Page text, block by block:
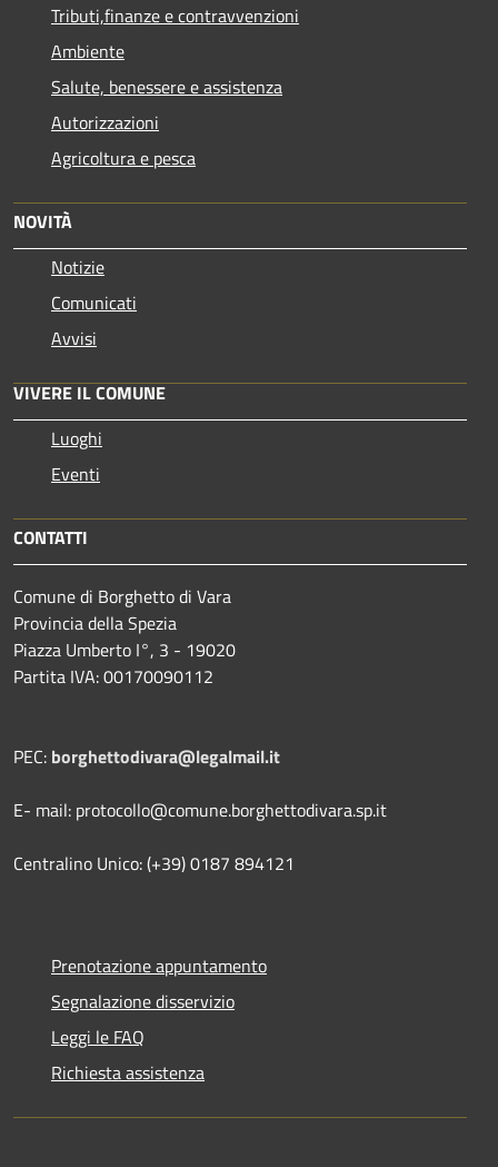
Tributi,finanze e contravvenzioni
Ambiente
Salute, benessere e assistenza
Autorizzazioni
Agricoltura e pesca
NOVITÀ
Notizie
Comunicati
Avvisi
VIVERE IL COMUNE
Luoghi
Eventi
CONTATTI
Comune di Borghetto di Vara
Provincia della Spezia
Piazza Umberto I°, 3 - 19020
Partita IVA: 00170090112
PEC: borghettodivara@legalmail.it
E- mail: protocollo@comune.borghettodivara.sp.it
Centralino Unico: (+39) 0187 894121
Prenotazione appuntamento
Segnalazione disservizio
Leggi le FAQ
Richiesta assistenza